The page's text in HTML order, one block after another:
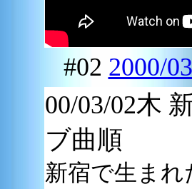
#02 2000/
00/03/02木
ブ曲順
新宿で生ま